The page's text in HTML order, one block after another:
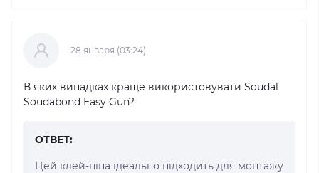
28 января (03:24)
В яких випадках краще використовувати Soudal
Soudabond Easy Gun?
ОТВЕТ:
Цей клей-піна ідеально підходить для монтажу